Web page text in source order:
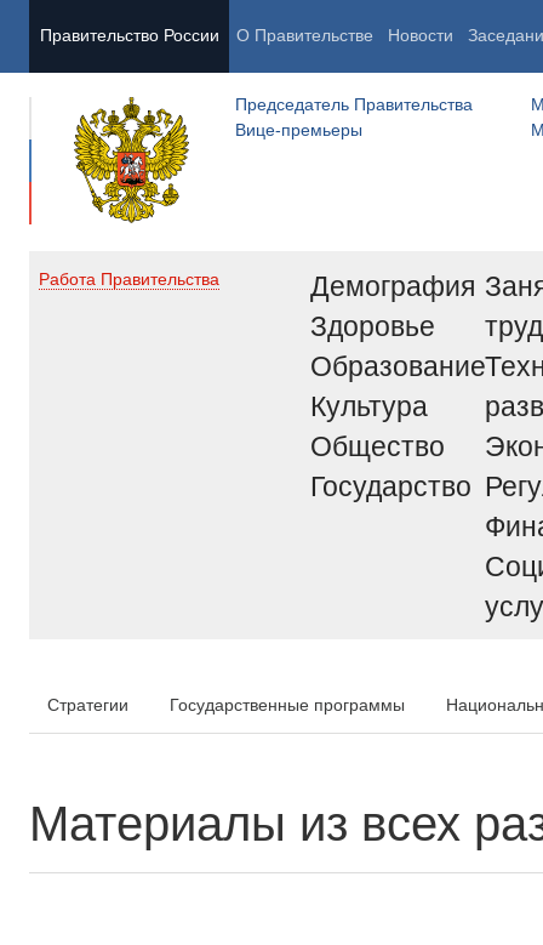
Правительство России О Правительстве Новости
Председатель Правительства
Вице-премьеры
Работа Правительства
Демография
Здоровье
Образование
Культура
Общество
Государство
труд
Стратегии Государственные программы
Материалы из всех